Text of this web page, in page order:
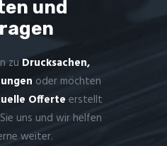
und
zuDrucksachen,
oder möchten
Offerte erstellt
uns und wir helfen
weiter.